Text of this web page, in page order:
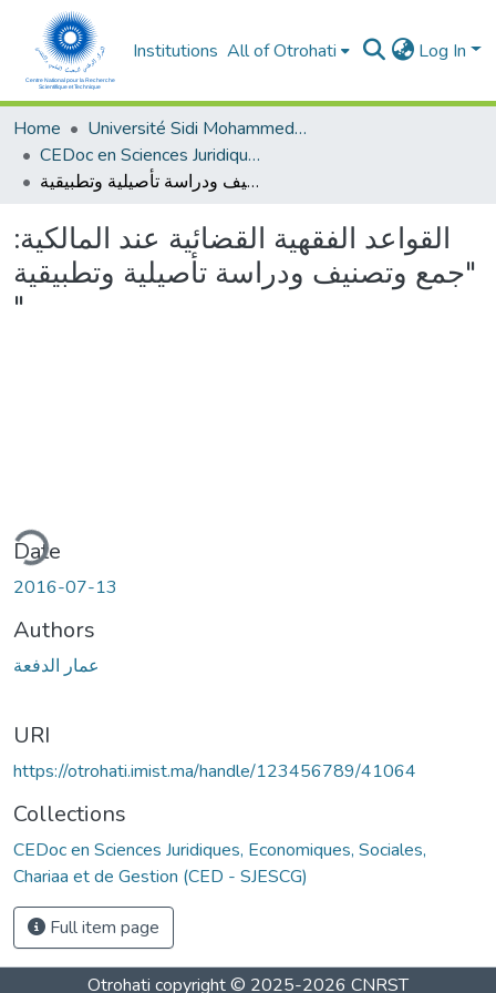
Institutions All of Otrohati Log In
Home
Université Sidi Mohammed Ben Abdellah - Fès
CEDoc en Sciences Juridiques, Economiques, Sociales, Chariaa et de Gestion (CED - SJESCG)
القواعد الفقهية القضائية عند المالكية: "جمع وتصنيف ودراسة تأصيلية وتطبيقية "
القواعد الفقهية القضائية عند المالكية:
"جمع وتصنيف ودراسة تأصيلية وتطبيقية
"
Date
2016-07-13
Authors
عمار الدفعة
URI
https://otrohati.imist.ma/handle/123456789/41064
Collections
CEDoc en Sciences Juridiques, Economiques, Sociales,
Chariaa et de Gestion (CED - SJESCG)
Full item page
Otrohati copyright © 2025-2026 CNRST